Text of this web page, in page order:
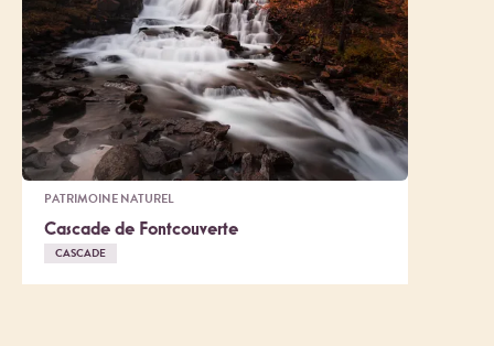
PATRIMOINE NATUREL
Cascade de Fontcouverte
CASCADE